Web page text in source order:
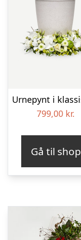
799,00 kr.
Gå til shop